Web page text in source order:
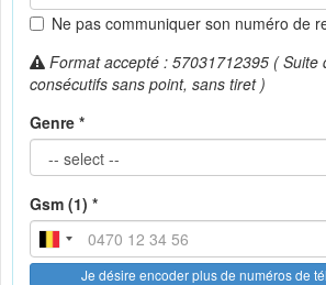
Ne pas communiquer son numéro de
Format accepté : 57031712395 ( Suite
consécutifs sans point, sans tiret )
Genre *
Gsm (1) *
Je désire encoder plus de numéros de